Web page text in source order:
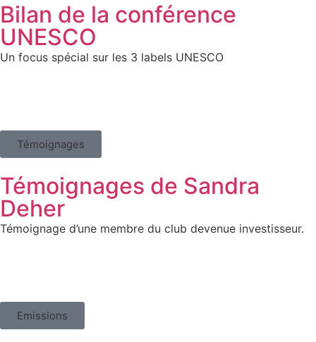
Bilan de la conférence
UNESCO
Un focus spécial sur les 3 labels UNESCO
Témoignages
Témoignages de Sandra
Deher
Témoignage d’une membre du club devenue investisseur.
Emissions